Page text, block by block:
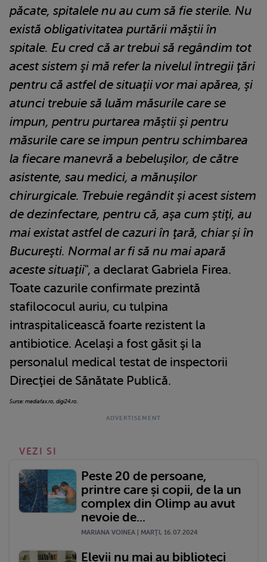
păcate, spitalele nu au cum să fie sterile. Nu
există obligativitatea purtării măştii în
spitale. Eu cred că ar trebui să regândim tot
acest sistem şi mă refer la nivelul întregii ţări
pentru că astfel de situaţii vor mai apărea, şi
atunci trebuie să luăm măsurile care se
impun, pentru purtarea măştii şi pentru
măsurile care se impun pentru schimbarea
la fiecare manevră a bebeluşilor, de către
asistente, sau medici, a mănuşilor
chirurgicale. Trebuie regândit şi acest sistem
de dezinfectare, pentru că, aşa cum ştiţi, au
mai existat astfel de cazuri în ţară, chiar şi în
Bucureşti. Normal ar fi să nu mai apară
aceste situaţii", a declarat Gabriela Firea.
Toate cazurile confirmate prezintă
stafilococul auriu, cu tulpina
intraspitalicească foarte rezistent la
antibiotice. Acelaşi a fost găsit şi la
personalul medical testat de inspectorii
Direcţiei de Sănătate Publică.
Surse: mediafax.ro, digi24.ro.
VEZI SI
Peste 20 de persoane,
printre care și copii, de la un
complex din Olimp au avut
nevoie de...
MARIANA VOINEA | MARŢI, 16.07.2024
Elevii nu mai au biblioteci